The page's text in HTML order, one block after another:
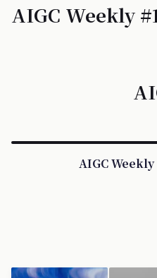
AIGC Weekly
AIGC Weekly